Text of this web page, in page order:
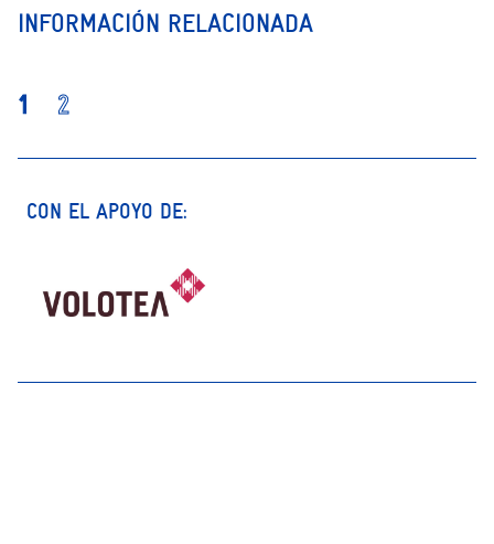
INFORMACIÓN RELACIONADA
1 2
CON EL APOYO DE: